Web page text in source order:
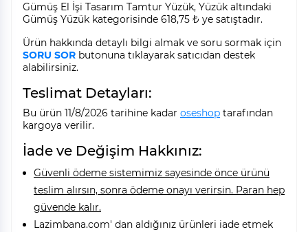
Gümüş El İşi Tasarım Tamtur Yüzük, Yüzük altındaki
Gümüş Yüzük kategorisinde 618,75 ₺ ye satıştadır.
Ürün hakkında detaylı bilgi almak ve soru sormak için
SORU SOR butonuna tıklayarak satıcıdan destek
alabilirsiniz.
Teslimat Detayları:
Bu ürün 11/8/2026 tarihine kadar oseshop tarafından
kargoya verilir.
İade ve Değişim Hakkınız:
Güvenli ödeme sistemimiz sayesinde önce ürünü
teslim alırsın, sonra ödeme onayı verirsin. Paran hep
güvende kalır.
Lazimbana.com' dan aldığınız ürünleri iade etmek